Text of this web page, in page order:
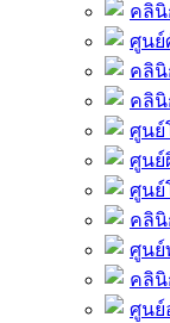
คลินิ
ศูนย์
คลินิ
คลินิ
ศูนย์
ศูนย์
ศูนย์
คลินิ
ศูนย์
คลินิ
ศูนย์